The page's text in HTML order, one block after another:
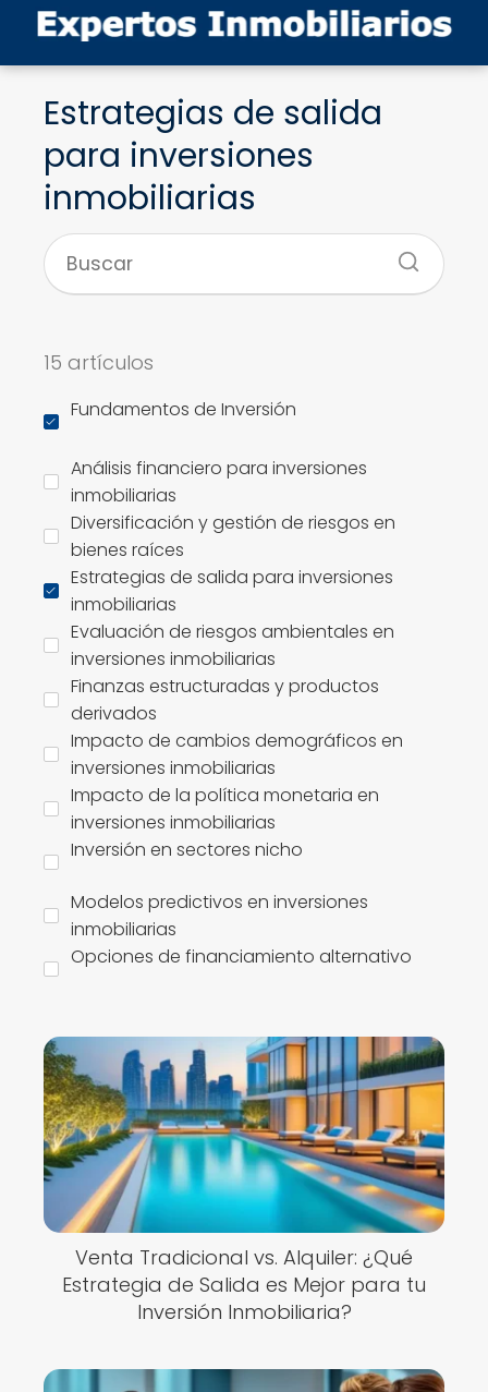
Estrategias de salida
para inversiones
inmobiliarias
15 artículos
Fundamentos de Inversión
Análisis financiero para inversiones
inmobiliarias
Diversificación y gestión de riesgos en
bienes raíces
Estrategias de salida para inversiones
inmobiliarias
Evaluación de riesgos ambientales en
inversiones inmobiliarias
Finanzas estructuradas y productos
derivados
Impacto de cambios demográficos en
inversiones inmobiliarias
Impacto de la política monetaria en
inversiones inmobiliarias
Inversión en sectores nicho
Modelos predictivos en inversiones
inmobiliarias
Opciones de financiamiento alternativo
Venta Tradicional vs. Alquiler: ¿Qué
Estrategia de Salida es Mejor para tu
Inversión Inmobiliaria?